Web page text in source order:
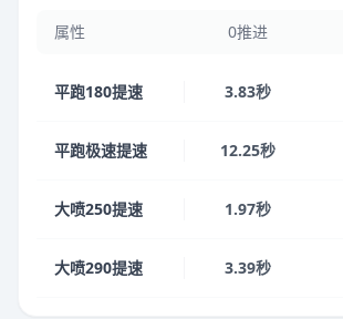
属性 0推进
平跑180提速 3.83秒
平跑极速提速 12.25秒
大喷250提速 1.97秒
大喷290提速 3.39秒